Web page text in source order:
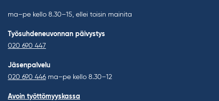
ma–pe kello 8.30–15, ellei toisin mainita
Työsuhdeneuvonnan päivystys
020 690 447
Jäsenpalvelu
020 690 446 ma–pe kello 8.30–12
Avoin työttömyyskassa